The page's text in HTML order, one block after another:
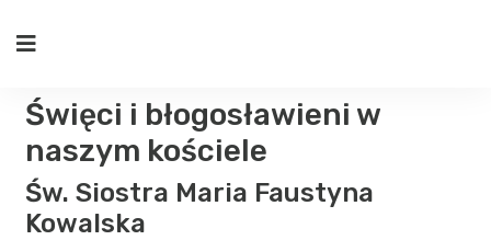
Święci i błogosławieni w
naszym kościele
Św. Siostra Maria Faustyna
Kowalska